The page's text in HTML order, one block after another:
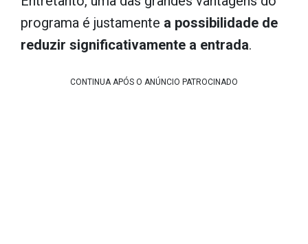
programa é justamente a possibilidade de
reduzir significativamente a entrada.
CONTINUA APÓS O ANÚNCIO PATROCINADO